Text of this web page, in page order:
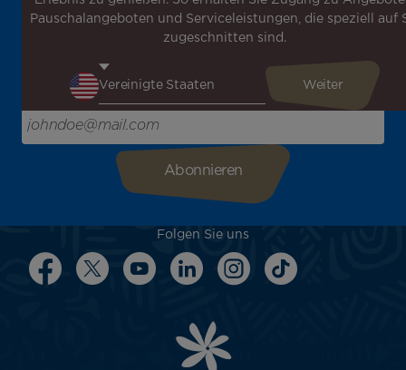
neuesten Nachrichten zu erhalten!
Erhalten Sie unsere verschiedenen Sonderangebote und
Aktionen vor allen anderen, entdecken Sie unsere
inspirieren!
Bitte geben Sie hier Ihre E-Mail-Adresse ein
Folgen Sie uns
Pauschalangeboten und Serviceleistungen, die speziell auf
zugeschnitten sind.